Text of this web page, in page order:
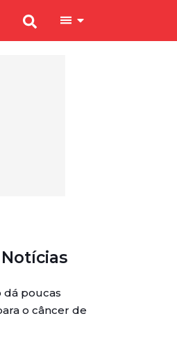
dá poucas
o câncer de